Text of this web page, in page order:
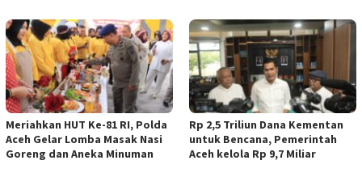
Meriahkan HUT Ke-81 RI, Polda
Aceh Gelar Lomba Masak Nasi
Goreng dan Aneka Minuman
Rp 2,5 Triliun Dana Kementan
untuk Bencana, Pemerintah
Aceh kelola Rp 9,7 Miliar